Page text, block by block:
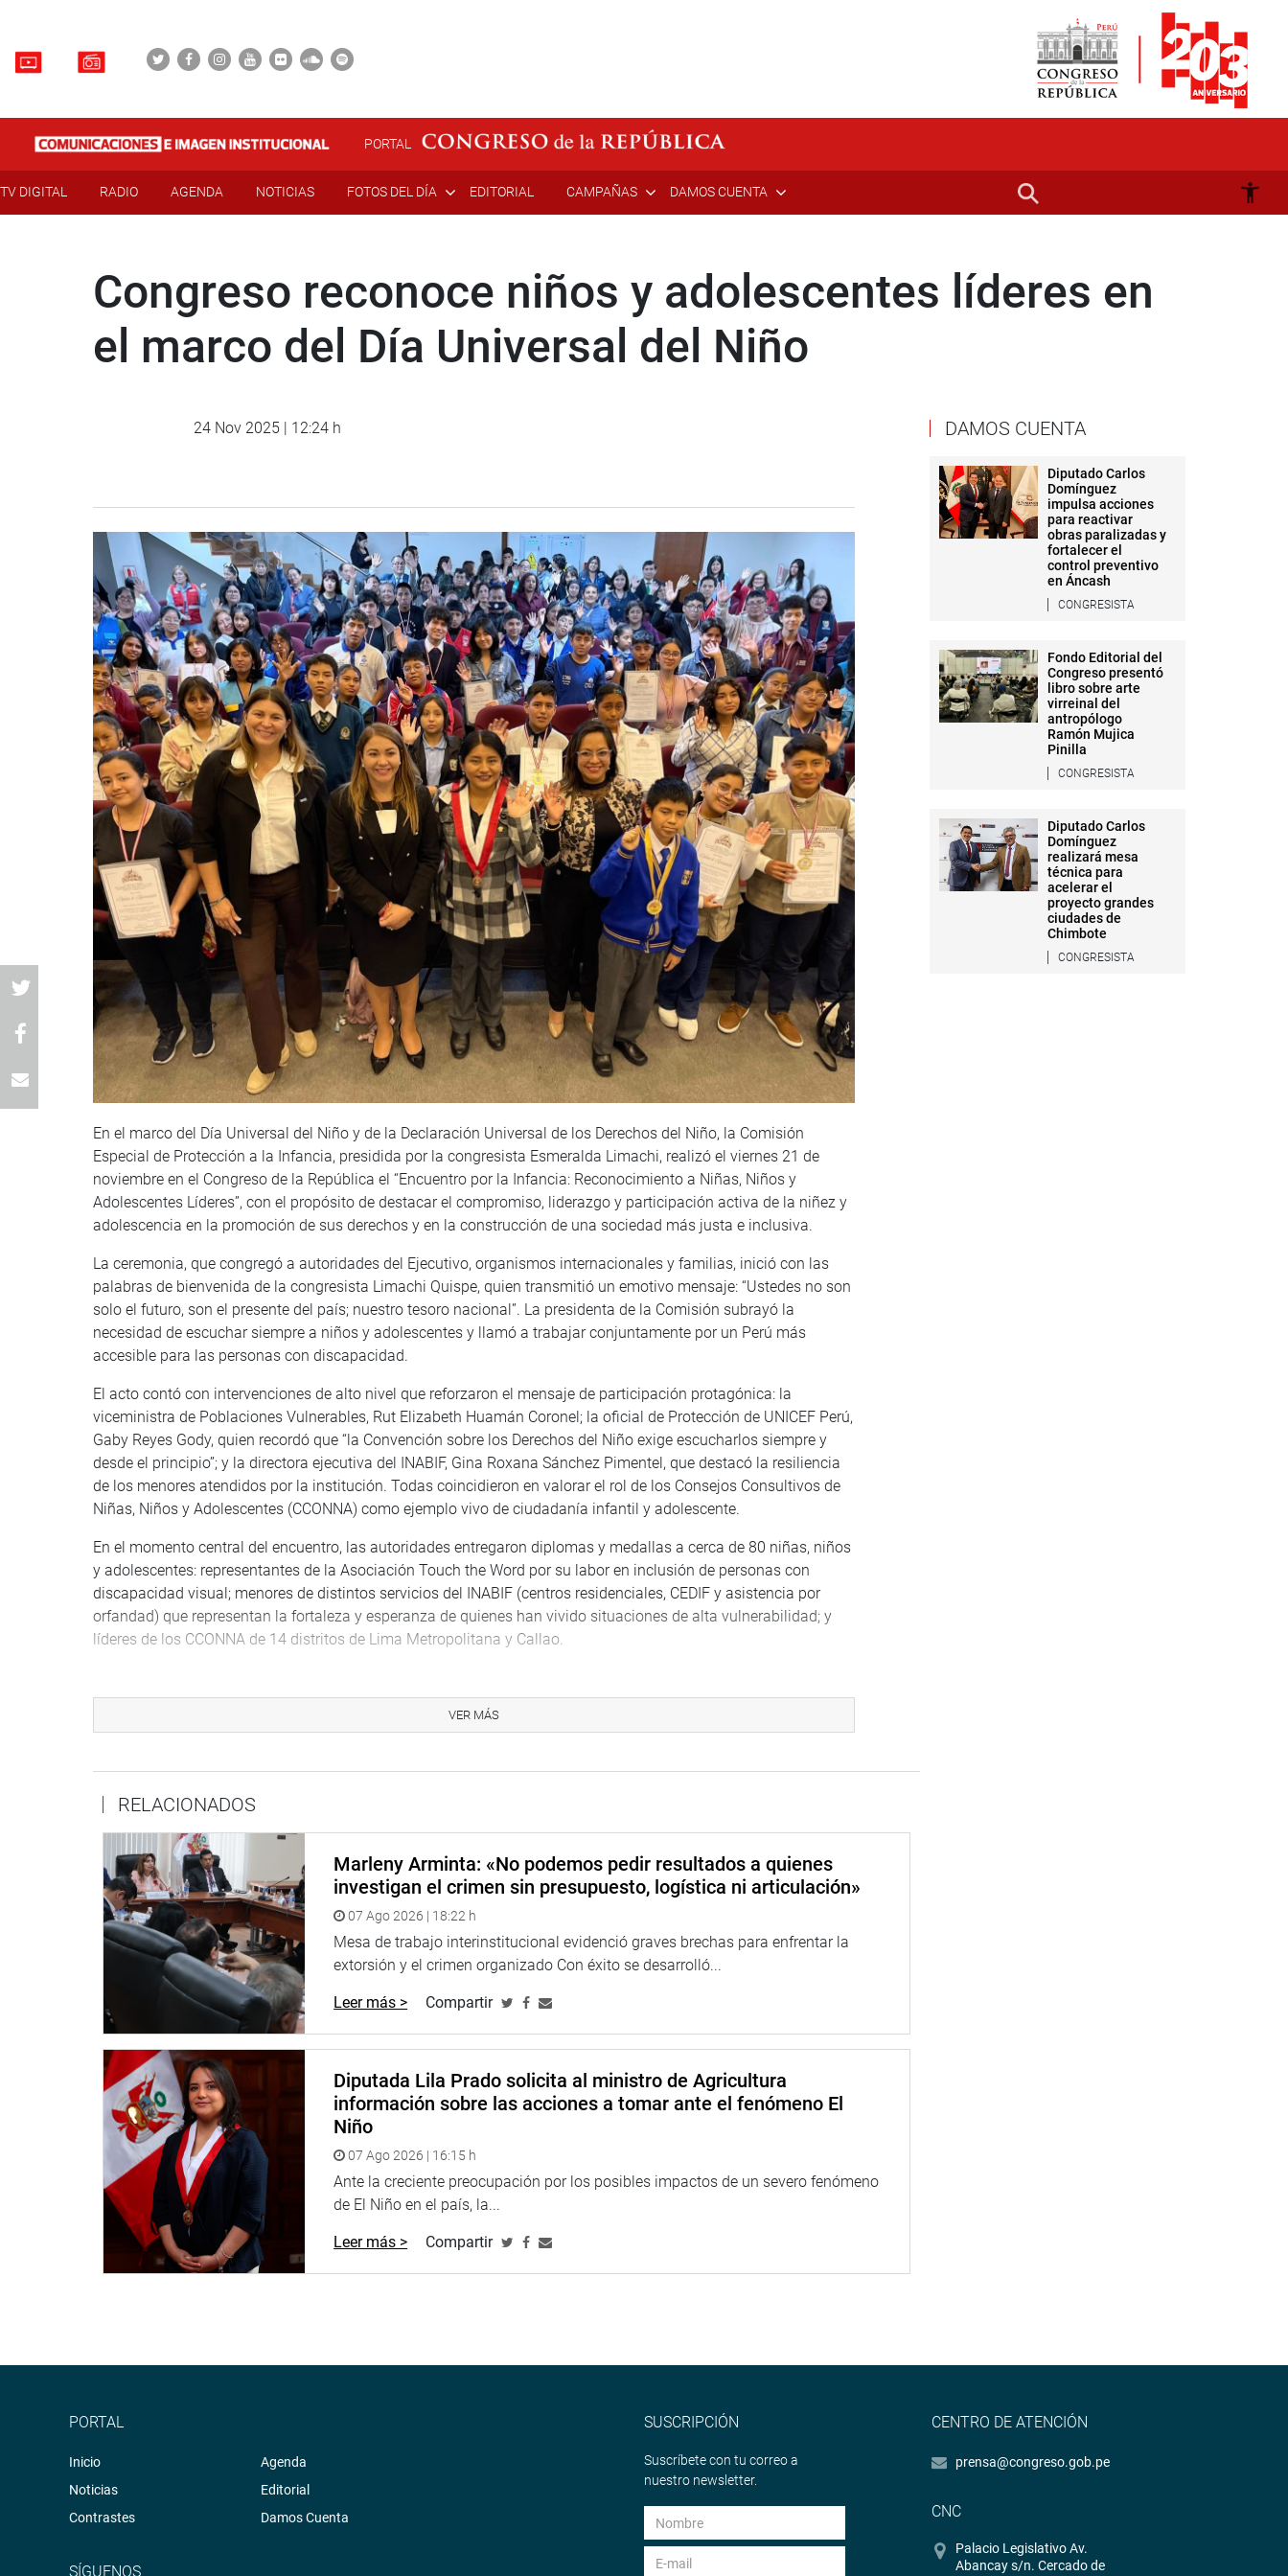
PORTAL
TV DIGITAL RADIO AGENDA NOTICIAS FOTOS DEL DÍA EDITORIAL CAMPAÑAS DAMOS CUENTA
Congreso reconoce niños y adolescentes líderes en
el marco del Día Universal del Niño
24 Nov 2025 | 12:24 h
En el marco del Día Universal del Niño y de la Declaración Universal de los Derechos del Niño, la Comisión
Especial de Protección a la Infancia, presidida por la congresista Esmeralda Limachi, realizó el viernes 21 de
noviembre en el Congreso de la República el “Encuentro por la Infancia: Reconocimiento a Niñas, Niños y
Adolescentes Líderes”, con el propósito de destacar el compromiso, liderazgo y participación activa de la niñez y
adolescencia en la promoción de sus derechos y en la construcción de una sociedad más justa e inclusiva.
La ceremonia, que congregó a autoridades del Ejecutivo, organismos internacionales y familias, inició con las
palabras de bienvenida de la congresista Limachi Quispe, quien transmitió un emotivo mensaje: “Ustedes no son
solo el futuro, son el presente del país; nuestro tesoro nacional”. La presidenta de la Comisión subrayó la
necesidad de escuchar siempre a niños y adolescentes y llamó a trabajar conjuntamente por un Perú más
accesible para las personas con discapacidad.
El acto contó con intervenciones de alto nivel que reforzaron el mensaje de participación protagónica: la
viceministra de Poblaciones Vulnerables, Rut Elizabeth Huamán Coronel; la oficial de Protección de UNICEF Perú,
Gaby Reyes Gody, quien recordó que “la Convención sobre los Derechos del Niño exige escucharlos siempre y
desde el principio”; y la directora ejecutiva del INABIF, Gina Roxana Sánchez Pimentel, que destacó la resiliencia
de los menores atendidos por la institución. Todas coincidieron en valorar el rol de los Consejos Consultivos de
Niñas, Niños y Adolescentes (CCONNA) como ejemplo vivo de ciudadanía infantil y adolescente.
En el momento central del encuentro, las autoridades entregaron diplomas y medallas a cerca de 80 niñas, niños
y adolescentes: representantes de la Asociación Touch the Word por su labor en inclusión de personas con
discapacidad visual; menores de distintos servicios del INABIF (centros residenciales, CEDIF y asistencia por
orfandad) que representan la fortaleza y esperanza de quienes han vivido situaciones de alta vulnerabilidad; y
líderes de los CCONNA de 14 distritos de Lima Metropolitana y Callao.
legislativo de protección integral de la infancia y anuncia que continuará impulsando mecanismos reales de
participación para que la voz de niñas, niños y adolescentes sea tomada en cuenta en todas las decisiones que
VER MÁS
RELACIONADOS
Marleny Arminta: «No podemos pedir resultados a quienes
investigan el crimen sin presupuesto, logística ni articulación»
07 Ago 2026 | 18:22 h
Mesa de trabajo interinstitucional evidenció graves brechas para enfrentar la
extorsión y el crimen organizado Con éxito se desarrolló...
Leer más > Compartir
Diputada Lila Prado solicita al ministro de Agricultura
información sobre las acciones a tomar ante el fenómeno El
Niño
07 Ago 2026 | 16:15 h
Ante la creciente preocupación por los posibles impactos de un severo fenómeno
de El Niño en el país, la...
Leer más > Compartir
DAMOS CUENTA
Diputado Carlos
Domínguez
impulsa acciones
para reactivar
obras paralizadas y
fortalecer el
control preventivo
en Áncash
CONGRESISTA
Fondo Editorial del
Congreso presentó
libro sobre arte
virreinal del
antropólogo
Ramón Mujica
Pinilla
CONGRESISTA
Diputado Carlos
Domínguez
realizará mesa
técnica para
acelerar el
proyecto grandes
ciudades de
Chimbote
CONGRESISTA
PORTAL
Inicio
Noticias
Contrastes
Agenda
Editorial
Damos Cuenta
SÍGUENOS
SUSCRIPCIÓN
Suscríbete con tu correo a
nuestro newsletter.
CENTRO DE ATENCIÓN
prensa@congreso.gob.pe
CNC
Palacio Legislativo Av.
Abancay s/n. Cercado de